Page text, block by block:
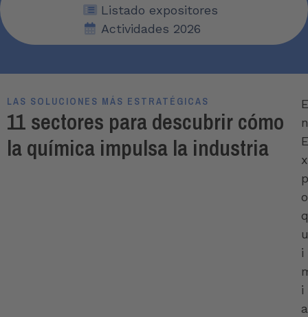
Listado expositores
Actividades 2026
LAS SOLUCIONES MÁS ESTRATÉGICAS
11 sectores para descubrir cómo
la química impulsa la industria
E
n
E
x
p
o
q
u
i
i
a